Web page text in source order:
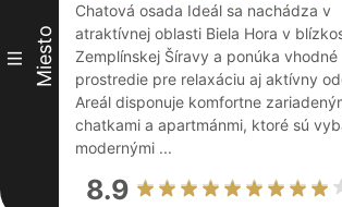
III Miesto
Chatová osada Ideál sa nachádza v
atraktívnej oblasti Biela Hora v
Zemplínskej Šíravy a ponúka vhodné
prostredie pre relaxáciu aj aktívny
Areál disponuje komfortne
chatkami a apartmánmi, ktoré sú
modernými ...
8.9